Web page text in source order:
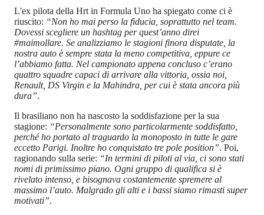
L'ex pilota della Hrt in Formula Uno ha spiegato come ci è
riuscito: “Non ho mai perso la fiducia, soprattutto nel team.
Dovessi scegliere un hashtag per quest’anno direi
#maimollare. Se analizziamo le stagioni finora disputate, la
nostra auto è sempre stata la meno competitiva, eppure ce
l’abbiamo fatta. Nel campionato appena concluso c’erano
quattro squadre capaci di arrivare alla vittoria, ossia noi,
Renault, DS Virgin e la Mahindra, per cui è stata ancora più
dura”.
Il brasiliano non ha nascosto la soddisfazione per la sua
stagione: “Personalmente sono particolarmente soddisfatto,
perché ho portato al traguardo la monoposto in tutte le gare
eccetto Parigi. Inoltre ho conquistato tre pole position”. Poi,
ragionando sulla serie: “In termini di piloti al via, ci sono stati
nomi di primissimo piano. Ogni gruppo di qualifica si è
rivelato intenso, e bisognava costantemente spremere al
massimo l’auto. Malgrado gli alti e i bassi siamo rimasti super
motivati”.